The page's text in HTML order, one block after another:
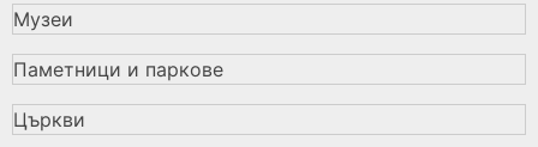
Музеи
Паметници и паркове
Църкви